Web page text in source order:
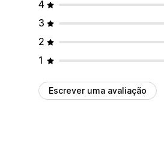
4
3
2
1
Escrever uma avaliação